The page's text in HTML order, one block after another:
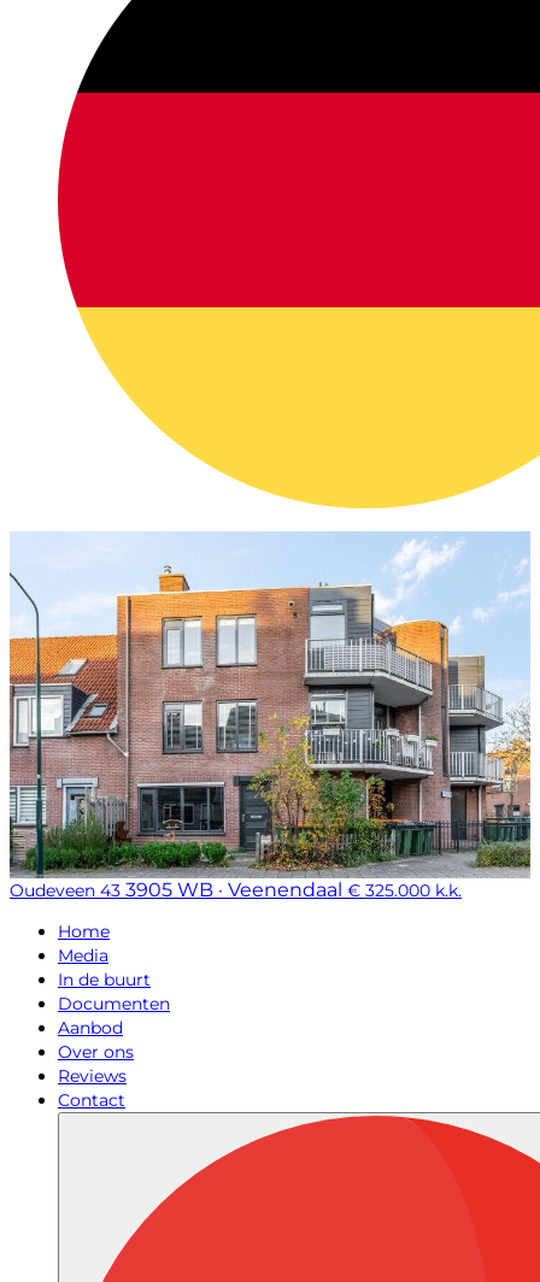
Oudeveen 43 3905 WB · Veenendaal € 325.000 k.k.
Home
Media
In de buurt
Documenten
Aanbod
Over ons
Reviews
Contact